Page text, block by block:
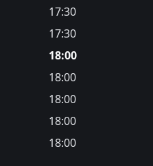
17:30
17:30
18:00
18:00
18:00
18:00
18:00